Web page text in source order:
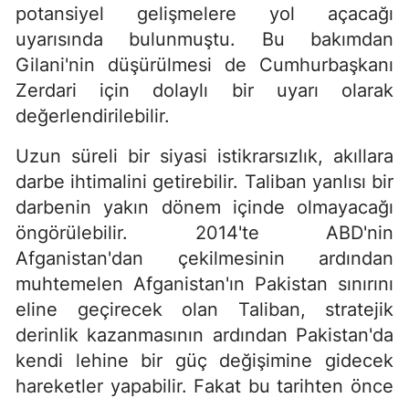
potansiyel gelişmelere yol açacağı
uyarısında bulunmuştu. Bu bakımdan
Gilani'nin düşürülmesi de Cumhurbaşkanı
Zerdari için dolaylı bir uyarı olarak
değerlendirilebilir.
Uzun süreli bir siyasi istikrarsızlık, akıllara
darbe ihtimalini getirebilir. Taliban yanlısı bir
darbenin yakın dönem içinde olmayacağı
öngörülebilir. 2014'te ABD'nin
Afganistan'dan çekilmesinin ardından
muhtemelen Afganistan'ın Pakistan sınırını
eline geçirecek olan Taliban, stratejik
derinlik kazanmasının ardından Pakistan'da
kendi lehine bir güç değişimine gidecek
hareketler yapabilir. Fakat bu tarihten önce